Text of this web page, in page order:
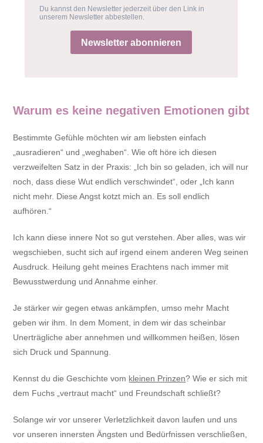
Warum es keine negativen Emotionen gibt
Bestimmte Gefühle möchten wir am liebsten einfach
„ausradieren“ und „weghaben“. Wie oft höre ich diesen
verzweifelten Satz in der Praxis: „Ich bin so geladen, ich will nur
noch, dass diese Wut endlich verschwindet“, oder „Ich kann
nicht mehr. Diese Angst kotzt mich an. Es soll endlich
aufhören.“
Ich kann diese innere Not so gut verstehen. Aber alles, was wir
wegschieben, sucht sich auf irgend einem anderen Weg seinen
Ausdruck. Heilung geht meines Erachtens nach immer mit
Bewusstwerdung und Annahme einher.
Je stärker wir gegen etwas ankämpfen, umso mehr Macht
geben wir ihm. In dem Moment, in dem wir das scheinbar
Unerträgliche aber annehmen und willkommen heißen, lösen
sich Druck und Spannung.
Kennst du die Geschichte vom kleinen Prinzen? Wie er sich mit
dem Fuchs „vertraut macht“ und Freundschaft schließt?
Solange wir vor unserer Verletzlichkeit davon laufen und uns
vor unseren innersten Ängsten und Bedürfnissen verschließen,